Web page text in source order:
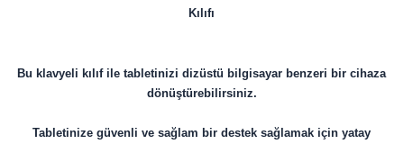
Kılıfı
Bu klavyeli kılıf ile tabletinizi dizüstü bilgisayar benzeri bir cihaza
dönüştürebilirsiniz.
Tabletinize güvenli ve sağlam bir destek sağlamak için yatay